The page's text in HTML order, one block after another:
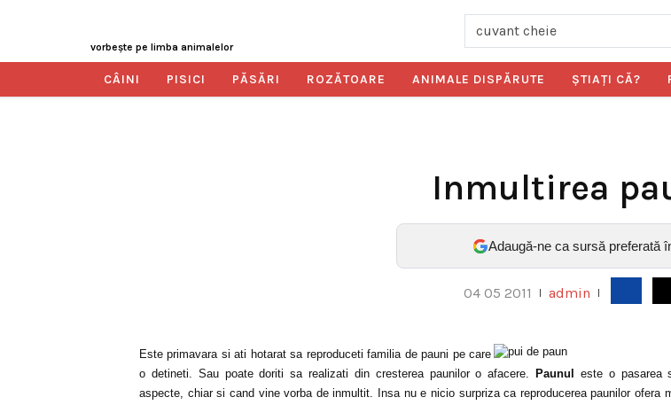
vorbeşte pe limba animalelor
CÂINI PISICI PĂSĂRI ROZĂTOARE ANIMALE DISPĂRUTE ŞTIAŢI CĂ?
Inmultirea
Adaugă-ne ca sursă preferată
04 05 2011 admin
Este primavara si ati hotarat sa reproduceti familia de pauni pe care
o detineti. Sau poate doriti sa realizati din cresterea paunilor o afacere.
Paunul este o pasarea
aspecte, chiar si cand vine vorba de inmultit. Insa nu e nicio surpriza ca reproducerea paunilor ofera